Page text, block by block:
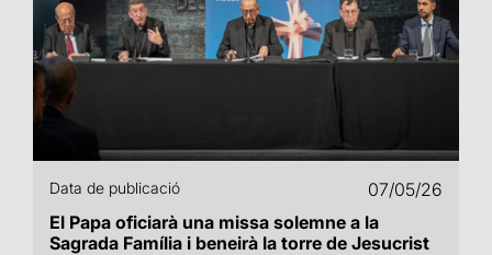
Data de publicació
07/05/26
El Papa oficiarà una missa solemne a la
Sagrada Família i beneirà la torre de Jesucrist